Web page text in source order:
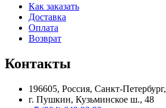
Как заказать
Доставка
Оплата
Возврат
Контакты
196605, Россия, Санкт-Петербург,
г. Пушкин, Кузьминское ш., 48